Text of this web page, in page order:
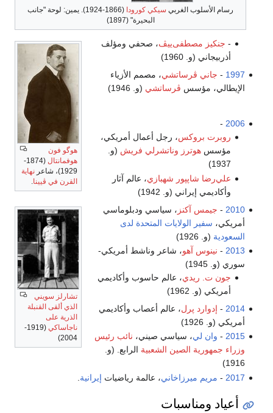
رسام الأسلوب الغربي سيكي كورودا
(1866-1924). يمين: لوحة "جانب
البحيرة" (1897)
هوگو فون
هوفمانتال
(1874-
1929)، شاعر
نهاية
القرن في ڤيينا.
- جنكيز مصطفى‌ييڤ، صحفي ومؤلف
أذربيجاني (و. 1960)
1997
- جاني ڤرساتشي، مصمم الأزياء
الإيطالي، مؤسس ڤرساتشي (و. 1946)
تشارلز سويني
الذي ألقى القنبلة
الذرية على
ناجاساكي
(1919-
2004)
2006
-
روبرت بروكس، رجل أعمال أمريكي،
مؤسس هوترز وناتشرلي فريش (و.
1937)
علي‌رضا شاپپور شهبازي، عالم آثار
وأكاديمي إيراني (و. 1942)
2010
- جيمس آكنز ، سياسي ودبلوماسي
أمريكي، سفير الولايات المتحدة لدى
السعودية (و. 1926)
2013
- نينوس آهو، شاعر وناشط أمريكي-
سوري (و. 1945)
جون ت. ريدي، عالم حاسوب وأكاديمي
أمريكي (و. 1962)
2014
- إدوارد پرل، عالم أعصاب وأكاديمي
أمريكي (و. 1926)
2015
- وان لي، سياسي صيني، نائب رئيس
وزراء جمهورية الصين الشعبية الرابع. (و.
1916)
2017
- مريم ميرزاخاني، عالمة رياضيات إيرانية
أعياد ومناسبات